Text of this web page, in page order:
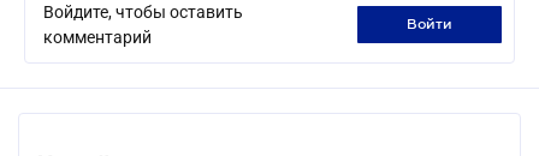
Войдите, чтобы оставить
комментарий
войти